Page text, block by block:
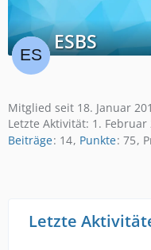
ESBS
Mitglied seit 18. Januar
Letzte Aktivität: 1. Februar
Beiträge 14 Punkte 75
Letzte